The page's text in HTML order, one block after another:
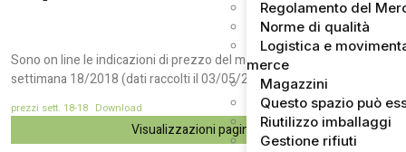
Regolamento del
Norme di qualità
Logistica e
merce
Magazzini
Questo spazio può
Riutilizzo imballaggi
Gestione rifiuti
Sono on line le indicazioni di prezzo del mercato di Brescia della
settimana 18/2018 (dati raccolti il 03/05/2018).
prezzi sett. 18-18 Download
Visualizzazioni pagina: 60